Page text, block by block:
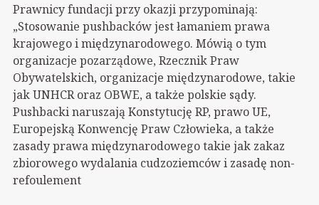
Prawnicy fundacji przy okazji przypominają:
„Stosowanie pushbacków jest łamaniem prawa
krajowego i międzynarodowego. Mówią o tym
organizacje pozarządowe, Rzecznik Praw
Obywatelskich, organizacje międzynarodowe, takie
jak UNHCR oraz OBWE, a także polskie sądy.
Pushbacki naruszają Konstytucję RP, prawo UE,
Europejską Konwencję Praw Człowieka, a także
zasady prawa międzynarodowego takie jak zakaz
zbiorowego wydalania cudzoziemców i zasadę non-
refoulement